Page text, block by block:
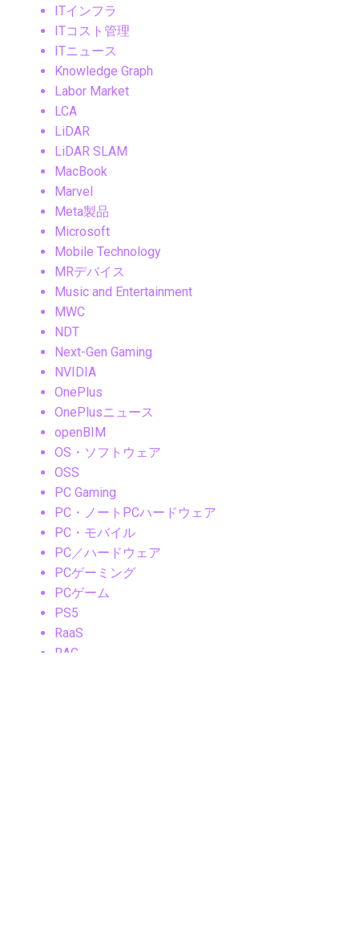
ITインフラ
ITコスト管理
ITニュース
Knowledge Graph
Labor Market
LCA
LiDAR
LiDAR SLAM
MacBook
Marvel
Meta製品
Microsoft
Mobile Technology
MRデバイス
Music and Entertainment
MWC
NDT
Next-Gen Gaming
NVIDIA
OnePlus
OnePlusニュース
openBIM
OS・ソフトウェア
OSS
PC Gaming
PC・ノートPCハードウェア
PC・モバイル
PC／ハードウェア
PCゲーミング
PCゲーム
PS5
RaaS
RAG